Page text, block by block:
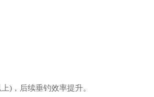
)，后续垂钓效率提升。